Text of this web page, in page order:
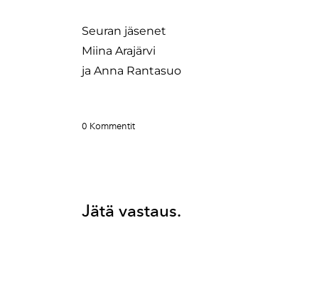
Seuran jäsenet
Miina Arajärvi
ja Anna Rantasuo
0 Kommentit
Jätä vastaus.